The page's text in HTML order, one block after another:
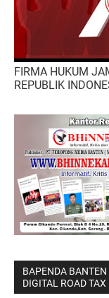
FIRMA HUKUM
REPUBLIK
BAPENDA
DIGITAL ROAD TAX